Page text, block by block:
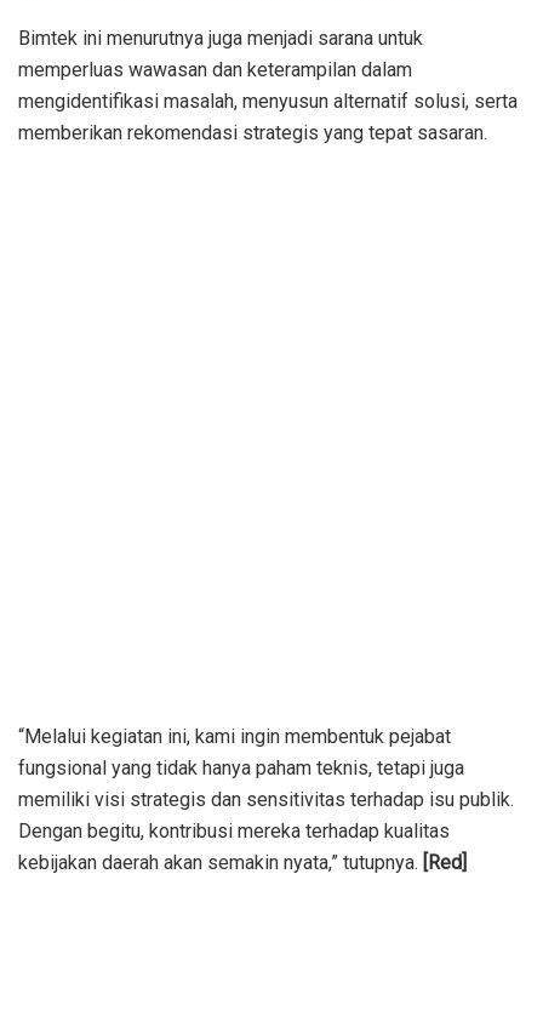
Bimtek ini menurutnya juga menjadi sarana untuk
memperluas wawasan dan keterampilan dalam
mengidentifikasi masalah, menyusun alternatif solusi, serta
memberikan rekomendasi strategis yang tepat sasaran.
“Melalui kegiatan ini, kami ingin membentuk pejabat
fungsional yang tidak hanya paham teknis, tetapi juga
memiliki visi strategis dan sensitivitas terhadap isu publik.
Dengan begitu, kontribusi mereka terhadap kualitas
kebijakan daerah akan semakin nyata,” tutupnya. [Red]